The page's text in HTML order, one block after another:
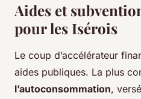
Aides et
pour les Isérois
Le coup d’accélérateur
aides publiques. La plus
l’autoconsommation,